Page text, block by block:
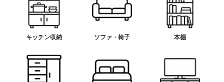
キッチン収納 ソファ・椅子 本棚